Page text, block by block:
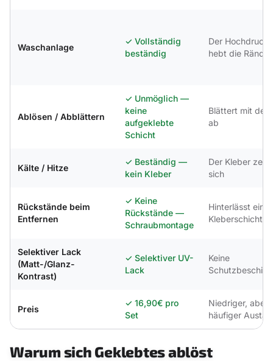
Waschanlage
✓ Vollständig
beständig
Der
hebt die Ränder
Ablösen / Abblättern
✓ Unmöglich —
keine
aufgeklebte
Schicht
Blättert mit der
ab
Kälte / Hitze
✓ Beständig —
kein Kleber
Der Kleber
sich
Rückstände beim
Entfernen
✓ Keine
Rückstände —
Schraubmontage
Hinterlässt eine
Kleberschicht
Selektiver Lack
(Matt-/Glanz-
Kontrast)
✓ Selektiver UV-
Lack
Keine
Preis
✓ 16,90€ pro
Set
Niedriger, aber
häufiger
Warum sich Geklebtes ablöst